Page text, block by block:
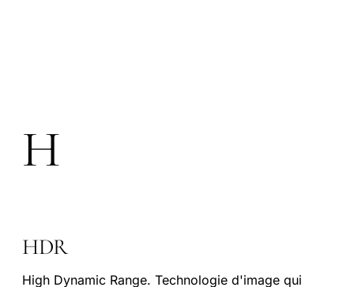
H
HDR
High Dynamic Range. Technologie d'image qui